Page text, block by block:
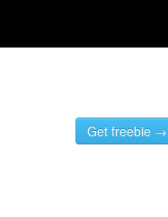
Get freebie →